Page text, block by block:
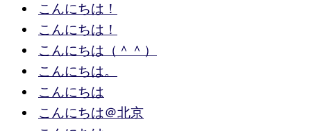
こんにちは！
こんにちは！
こんにちは（＾＾）
こんにちは。
こんにちは
こんにちは＠北京